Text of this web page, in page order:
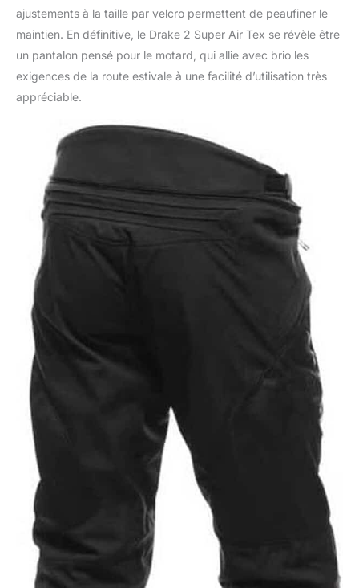
ajustements à la taille par velcro permettent de peaufiner le
maintien. En définitive, le Drake 2 Super Air Tex se révèle être
un pantalon pensé pour le motard, qui allie avec brio les
exigences de la route estivale à une facilité d’utilisation très
appréciable.